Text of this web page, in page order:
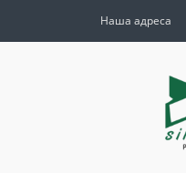
Наша адреса